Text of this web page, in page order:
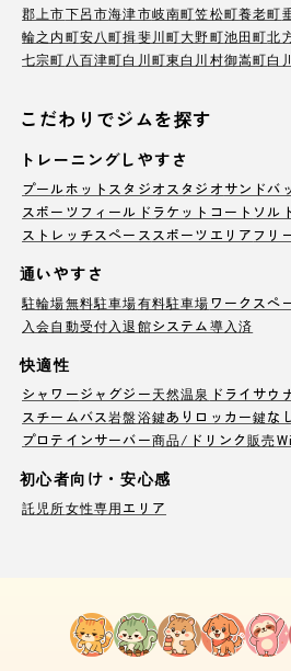
郡上市下呂市海津市岐南町笠松町養老町
輪之内町安八町揖斐川町大野町池田町北
七宗町 八百津町白川町東白川村御嵩町白
こだわりでジムを探す
トレーニングしやすさ
プールホットスタジオ スタジオサンドバ
スポーツフィールド ラケットコート ソル
ストレッチスペース スポーツエリア フリ
通いやすさ
駐輪場無料駐車場有料駐車場ワークスペ
入会自動受付 入退館システム導入済
快適性
シャワージャグジー天然温泉 ドライサウ
スチームバス岩盤浴鍵ありロッカー鍵な
プロテインサーバー商品/ドリンク販売
初心者向け・安心感
託児所女性専用エリア